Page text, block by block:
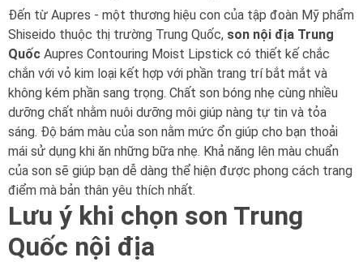
Đến từ Aupres - một thương hiệu con của tập đoàn Mỹ phẩm
Shiseido thuộc thị trường Trung Quốc, son nội địa Trung
Quốc Aupres Contouring Moist Lipstick có thiết kế chắc
chắn với vỏ kim loại kết hợp với phần trang trí bắt mắt và
không kém phần sang trọng. Chất son bóng nhẹ cùng nhiều
dưỡng chất nhằm nuôi dưỡng môi giúp nàng tự tin và tỏa
sáng. Độ bám màu của son nằm mức ổn giúp cho bạn thoải
mái sử dụng khi ăn những bữa nhẹ. Khả năng lên màu chuẩn
của son sẽ giúp bạn dễ dàng thể hiện được phong cách trang
điểm mà bản thân yêu thích nhất.
Lưu ý khi chọn son Trung
Quốc nội địa